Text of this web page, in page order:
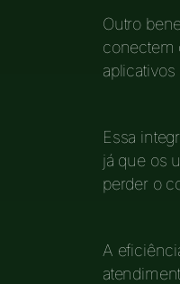
Outro
conectem
Essa
já que os
perder o
A